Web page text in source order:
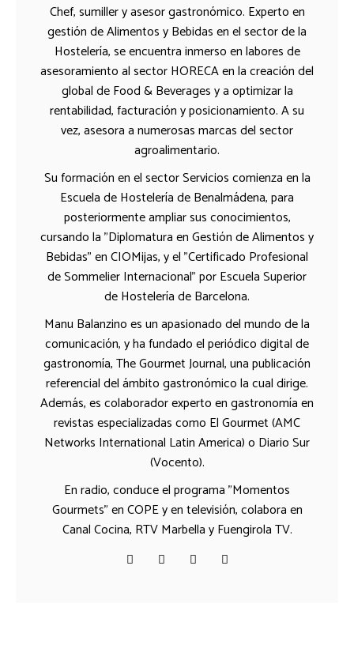
Chef, sumiller y asesor gastronómico. Experto en
gestión de Alimentos y Bebidas en el sector de la
Hostelería, se encuentra inmerso en labores de
asesoramiento al sector HORECA en la creación del
global de Food & Beverages y a optimizar la
rentabilidad, facturación y posicionamiento. A su
vez, asesora a numerosas marcas del sector
agroalimentario.
Su formación en el sector Servicios comienza en la
Escuela de Hostelería de Benalmádena, para
posteriormente ampliar sus conocimientos,
cursando la "Diplomatura en Gestión de Alimentos y
Bebidas" en CIOMijas, y el "Certificado Profesional
de Sommelier Internacional" por Escuela Superior
de Hostelería de Barcelona.
Manu Balanzino es un apasionado del mundo de la
comunicación, y ha fundado el periódico digital de
gastronomía, The Gourmet Journal, una publicación
referencial del ámbito gastronómico la cual dirige.
Además, es colaborador experto en gastronomía en
revistas especializadas como El Gourmet (AMC
Networks International Latin America) o Diario Sur
(Vocento).
En radio, conduce el programa "Momentos
Gourmets" en COPE y en televisión, colabora en
Canal Cocina, RTV Marbella y Fuengirola TV.